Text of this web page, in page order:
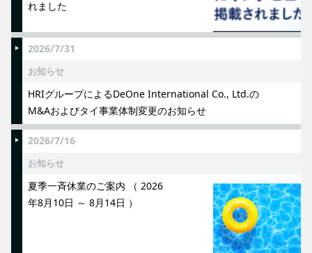
れました
2026/7/31
お知らせ
HRIグループによるDeOne International Co., Ltd.の
M&Aおよびタイ事業体制変更のお知らせ
2026/7/16
お知らせ
夏季一斉休業のご案内 （ 2026
年8月10日 ～ 8月14日 ）